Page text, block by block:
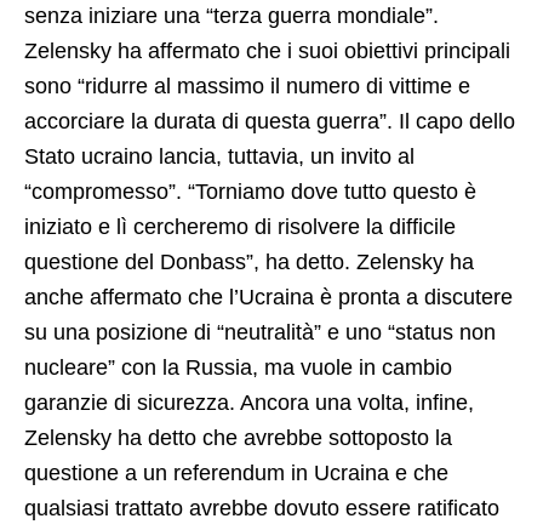
senza iniziare una “terza guerra mondiale”.
Zelensky ha affermato che i suoi obiettivi principali
sono “ridurre al massimo il numero di vittime e
accorciare la durata di questa guerra”. Il capo dello
Stato ucraino lancia, tuttavia, un invito al
“compromesso”. “Torniamo dove tutto questo è
iniziato e lì cercheremo di risolvere la difficile
questione del Donbass”, ha detto. Zelensky ha
anche affermato che l’Ucraina è pronta a discutere
su una posizione di “neutralità” e uno “status non
nucleare” con la Russia, ma vuole in cambio
garanzie di sicurezza. Ancora una volta, infine,
Zelensky ha detto che avrebbe sottoposto la
questione a un referendum in Ucraina e che
qualsiasi trattato avrebbe dovuto essere ratificato